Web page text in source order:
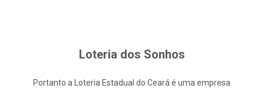
Loteria dos Sonhos
Portanto a Loteria Estadual do Ceará é uma empresa